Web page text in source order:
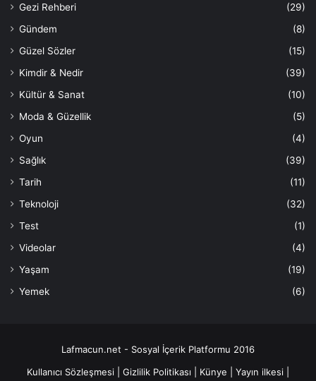
Gezi Rehberi
(29)
Gündem
(8)
Güzel Sözler
(15)
Kimdir & Nedir
(39)
Kültür & Sanat
(10)
Moda & Güzellik
(5)
Oyun
(4)
Sağlık
(39)
Tarih
(11)
Teknoloji
(32)
Test
(1)
Videolar
(4)
Yaşam
(19)
Yemek
(6)
Lafmacun.net - Sosyal İçerik Platformu 2016
Kullanıcı Sözleşmesi
Gizlilik Politikası Künye Yayın ilkesi